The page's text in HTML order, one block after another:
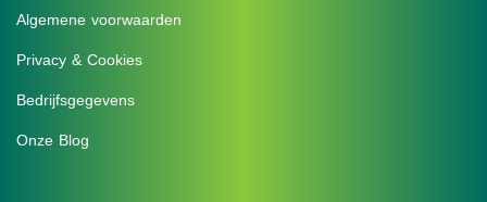
Algemene voorwaarden
Privacy & Cookies
Bedrijfsgegevens
Onze Blog